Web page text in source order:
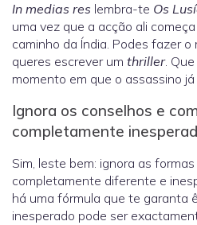
In medias res lembra-te Os
uma vez que a acção ali
caminho da Índia. Podes fazer o
queres escrever um thriller.
momento em que o assassino
Ignora os conselhos e
completamente
Sim, leste bem: ignora as
completamente diferente e
há uma fórmula que te garanta
inesperado pode ser